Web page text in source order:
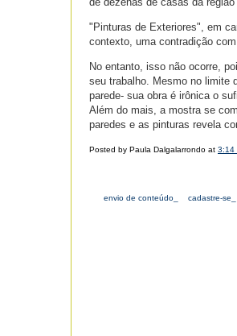
"Pinturas de Exteriores", em
contexto, uma contradição
No entanto, isso não ocorre,
seu trabalho. Mesmo no limite
parede- sua obra é irônica o
Além do mais, a mostra se
paredes e as pinturas revela
Posted by Paula Dalgalarrondo at 3:14
envio de conteúdo_ cadastre-se_